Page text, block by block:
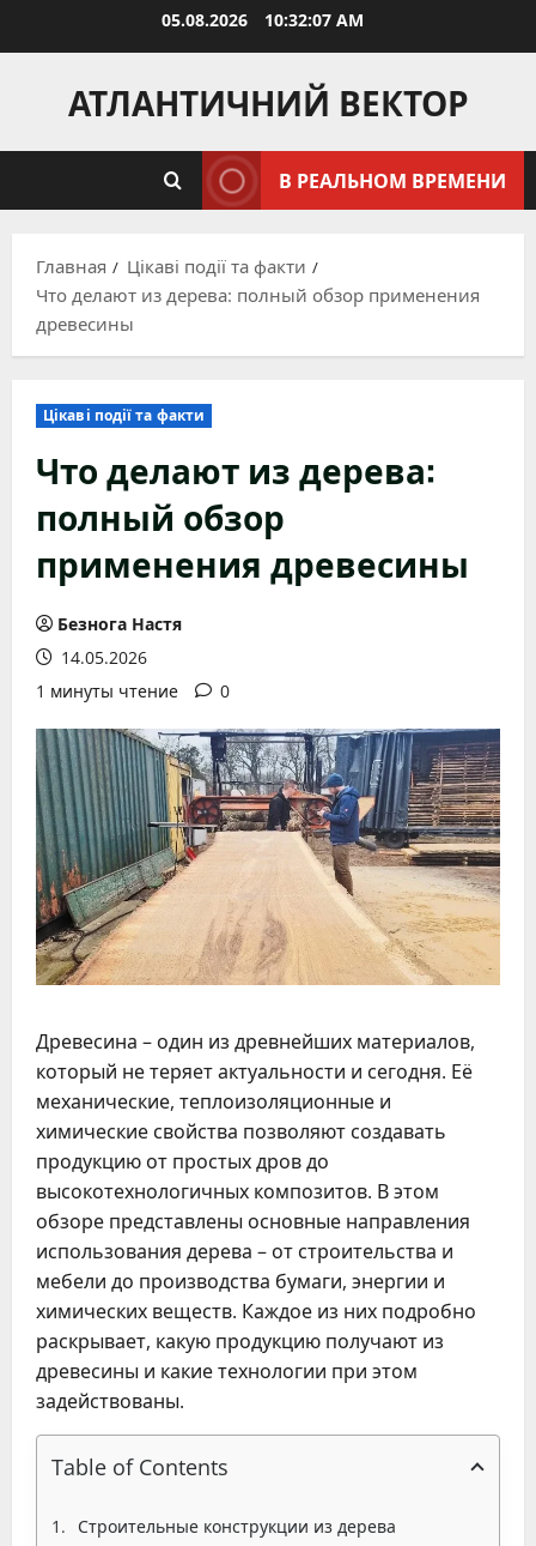
05.08.2026 10:32:09 AM
АТЛАНТИЧНИЙ ВЕКТОР
В РЕАЛЬНОМ ВРЕМЕНИ
Главная
Цікаві події та факти
Что делают из дерева: полный обзор применения
древесины
Цікаві події та факти
Что делают из дерева:
полный обзор
применения древесины
Безнога Настя
14.05.2026
1 минуты чтение
0
Древесина – один из древнейших материалов,
который не теряет актуальности и сегодня. Её
механические, теплоизоляционные и
химические свойства позволяют создавать
продукцию от простых дров до
высокотехнологичных композитов. В этом
обзоре представлены основные направления
использования дерева – от строительства и
мебели до производства бумаги, энергии и
химических веществ. Каждое из них подробно
раскрывает, какую продукцию получают из
древесины и какие технологии при этом
задействованы.
Table of Contents
Строительные конструкции из дерева